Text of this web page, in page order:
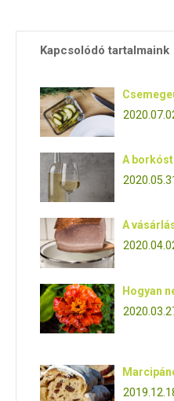
Kapcsolódó tartalmaink
A
A
Hogyan